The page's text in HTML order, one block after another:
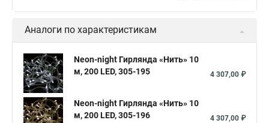
Аналоги по характеристикам
Neon-night Гирлянда «Нить» 10
м, 200 LED, 305-195
4 307,00 ₽
Neon-night Гирлянда «Нить» 10
м, 200 LED, 305-196
4 307,00 ₽